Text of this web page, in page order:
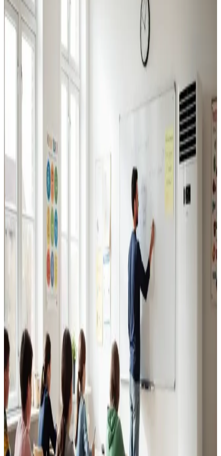
Industriventilation
Ventilation til fabrikker, haller og lagerbygninger i
Ulstrup. Professionel dimensionering.
Erhvervsventilation
Kontorer, klinikker, butikker og restauranter i Ulstrup.
Godt indeklima for alle.
Læs mere